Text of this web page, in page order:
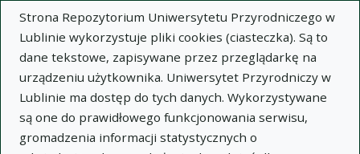
Strona Repozytorium Uniwersytetu Przyrodniczego w
Lublinie wykorzystuje pliki cookies (ciasteczka). Są to
dane tekstowe, zapisywane przez przeglądarkę na
urządzeniu użytkownika. Uniwersytet Przyrodniczy w
Lublinie ma dostęp do tych danych. Wykorzystywane
są one do prawidłowego funkcjonowania serwisu,
gromadzenia informacji statystycznych o
Repozytorium Uniwersytetu
Przyrodniczego w Lublinie